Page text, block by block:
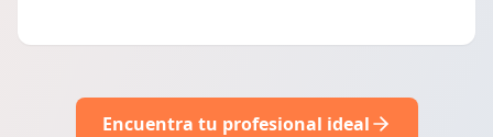
Encuentra tu profesional ideal